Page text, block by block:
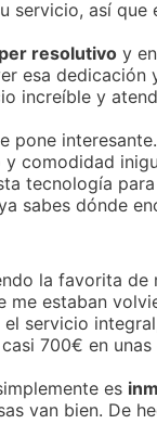
servicio, así que
resolutivo y
esa dedicación
increíble y
pone
comodidad
tecnología
sabes dónde
la favorita de
me estaban
servicio
700€ en
es
van bien. De